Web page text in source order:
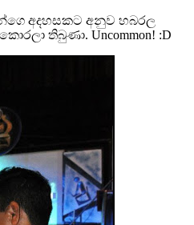
අදහසකට අනුව හබරල
තිබුණා. Uncommon! :D